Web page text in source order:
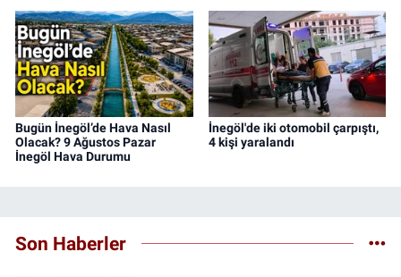
Bugün İnegöl’de Hava Nasıl
Olacak? 9 Ağustos Pazar
İnegöl Hava Durumu
İnegöl'de iki otomobil çarpıştı,
4 kişi yaralandı
Son Haberler